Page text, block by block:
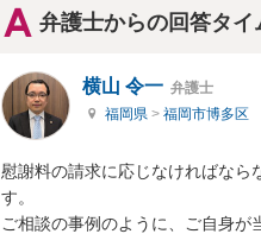
弁護士からの回答タイ
横山 令一 弁護士
福岡県 > 福岡市博多区
慰謝料の請求に応じなければなら
す。
ご相談の事例のように、ご自身